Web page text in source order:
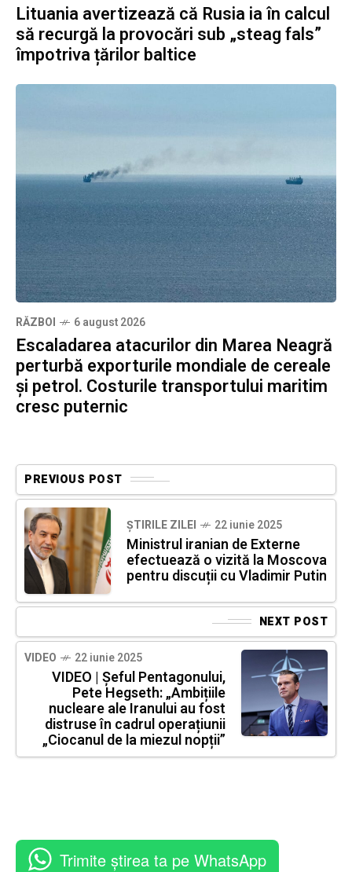
Lituania avertizează că Rusia ia în calcul
să recurgă la provocări sub „steag fals”
împotriva țărilor baltice
RĂZBOI 6 august 2026
Escaladarea atacurilor din Marea Neagră
perturbă exporturile mondiale de cereale
și petrol. Costurile transportului maritim
cresc puternic
PREVIOUS POST
ȘTIRILE ZILEI 22 iunie 2025
Ministrul iranian de Externe
efectuează o vizită la Moscova
pentru discuții cu Vladimir Putin
NEXT POST
VIDEO 22 iunie 2025
VIDEO | Șeful Pentagonului,
Pete Hegseth: „Ambițiile
nucleare ale Iranului au fost
distruse în cadrul operațiunii
„Ciocanul de la miezul nopții”
Trimite știrea ta pe WhatsApp